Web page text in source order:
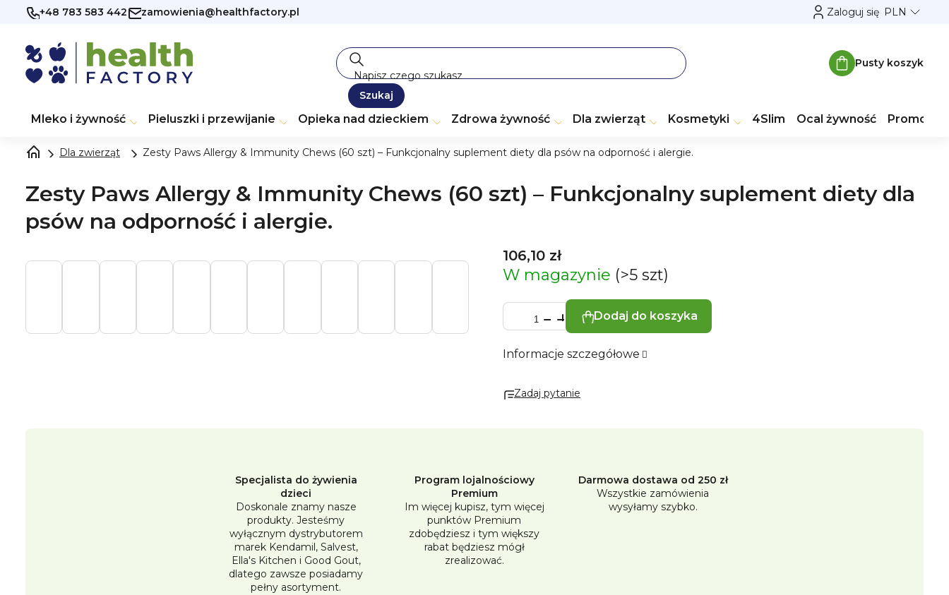
Przejść +48 783 583 442 zamowienia@healthfactory.pl PLN
Zaloguj się
Szukaj
Koszyk
Pusty koszyk
Mleko i żywność Pieluszki i przewijanie Opieka nad dzieckiem Zdrowa żywność Dla zwierząt Kosmetyki 4Slim Ocal żywność Promocje
Dla zwierząt Zesty Paws Allergy & Immunity Chews (60 szt) – Funkcjonalny suplement diety dla psów na odporność i alergie.
Zesty Paws Allergy & Immunity Chews (60 szt) – Funkcjonalny suplement diety dla
psów na odporność i alergie.
106,10 zł
W magazynie (>5 szt)
Dodaj do koszyka
Informacje szczegółowe
Zadaj pytanie
Specjalista do żywienia
dzieci
Doskonale znamy nasze
produkty. Jesteśmy
wyłącznym dystrybutorem
marek Kendamil, Salvest,
Ella's Kitchen i Good Gout,
dlatego zawsze posiadamy
pełny asortyment.
Program lojalnościowy
Premium
Im więcej kupisz, tym więcej
punktów Premium
zdobędziesz i tym większy
rabat będziesz mógł
zrealizować.
Darmowa dostawa od 250 zł
Wszystkie zamówienia
wysyłamy szybko.